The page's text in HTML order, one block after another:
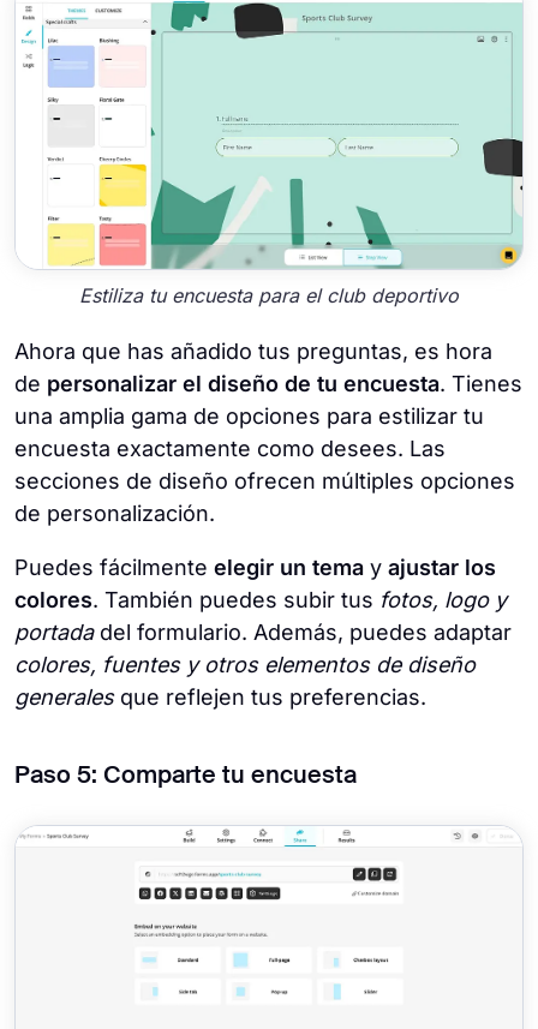
Estiliza tu encuesta para el club deportivo
Ahora que has añadido tus preguntas, es hora
de personalizar el diseño de tu encuesta. Tienes
una amplia gama de opciones para estilizar tu
encuesta exactamente como desees. Las
secciones de diseño ofrecen múltiples opciones
de personalización.
Puedes fácilmente elegir un tema y ajustar los
colores. También puedes subir tus fotos, logo y
portadadel formulario. Además, puedes adaptar
colores, fuentes y otros elementos de diseño
generalesque reflejen tus preferencias.
Paso 5: Comparte tu encuesta